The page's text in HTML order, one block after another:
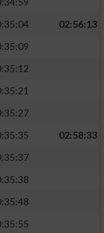
02:56:13
02:58:33